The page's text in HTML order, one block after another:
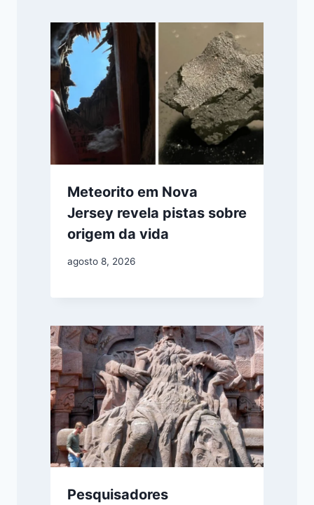
Meteorito em Nova
Jersey revela pistas sobre
origem da vida
agosto 8, 2026
Pesquisadores